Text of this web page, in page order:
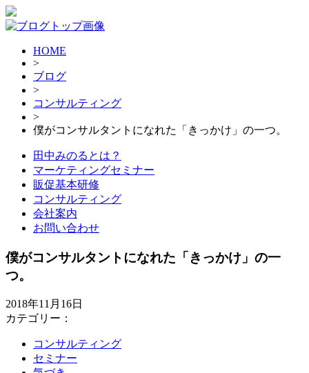
HOME
>
ブログ
>
コンサルティング
>
僕がコンサルタントになれた「きっかけ」の一つ。
田中みのるとは？
マーケティングセミナー
販促基本研修
コンサルティング
会社案内
お問い合わせ
僕がコンサルタントになれた「きっかけ」の一
つ。
2018年11月16日
カテゴリー：
コンサルティング
セミナー